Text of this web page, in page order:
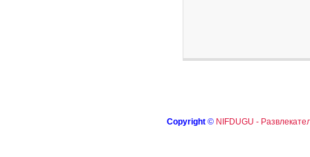
Copyright © NIFDUGU -